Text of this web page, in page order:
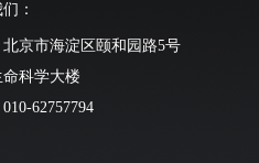
：
京市海淀区颐和园路5号
科学大楼
62757794